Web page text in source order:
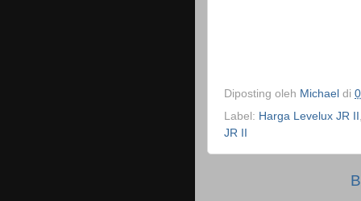
Diposting oleh Michael di
Label: Harga Levelux JR II ,
JR II